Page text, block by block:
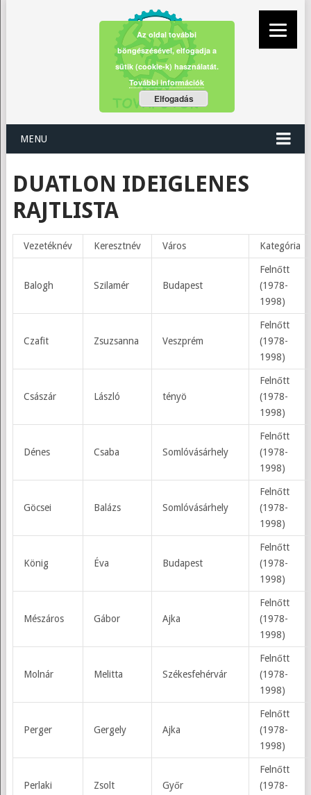
MENU
DUATLON IDEIGLENES
RAJTLISTA
Vezetéknév Keresztnév Város Kategória
Balogh Szilamér Budapest
Felnőtt
(1978-
1998)
Czafit Zsuzsanna Veszprém
Felnőtt
(1978-
1998)
Császár László tényö
Felnőtt
(1978-
1998)
Dénes Csaba Somlóvásárhely
Felnőtt
(1978-
1998)
Göcsei Balázs Somlóvásárhely
Felnőtt
(1978-
1998)
König Éva Budapest
Felnőtt
(1978-
1998)
Mészáros Gábor Ajka
Felnőtt
(1978-
1998)
Molnár Melitta Székesfehérvár
Felnőtt
(1978-
1998)
Perger Gergely Ajka
Felnőtt
(1978-
1998)
Perlaki Zsolt Győr
Felnőtt
(1978-
Az oldal további
böngészésével, elfogadja a
sütik (cookie-k) használatát.
További információk
Elfogadás